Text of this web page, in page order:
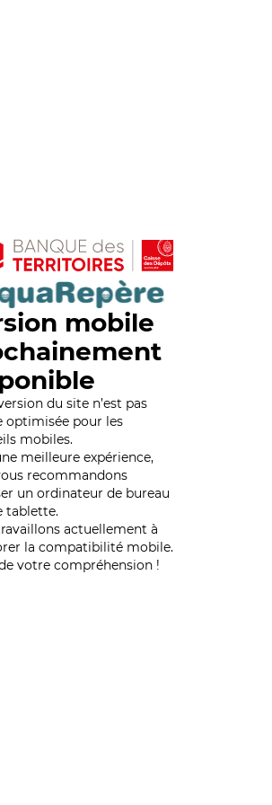
mobile
du site n’est pas
optimisée pour les
mobiles.
meilleure expérience,
recommandons
un ordinateur de bureau
tablette.
actuellement à
la compatibilité mobile.
votre compréhension !